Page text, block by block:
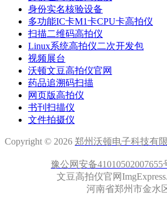
身份实名核验设备
多功能IC卡M1卡CPU卡高拍仪
扫描二维码高拍仪
Linux系统高拍仪二次开发包
视频展台
沃顿文豆高拍仪官网
药品追溯码扫描
网页版高拍仪
书刊扫描仪
文件拍摄仪
Copyright © 2026 郑州沃顿电子科技有
豫公网安备41010502007655
文豆高拍仪官网
河南省郑州市金水